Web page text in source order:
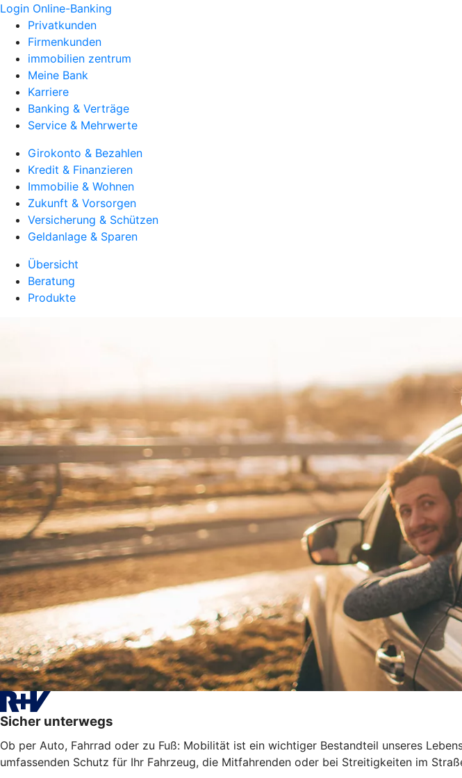
Login Online-Banking
Privatkunden
Firmenkunden
immobilien zentrum
Meine Bank
Karriere
Banking & Verträge
Service & Mehrwerte
Girokonto & Bezahlen
Kredit & Finanzieren
Immobilie & Wohnen
Zukunft & Vorsorgen
Versicherung & Schützen
Geldanlage & Sparen
Übersicht
Beratung
Produkte
Sicher unterwegs
Ob per Auto, Fahrrad oder zu Fuß: Mobilität ist ein wichtiger Bestandteil unseres
umfassenden Schutz für Ihr Fahrzeug, die Mitfahrenden oder bei Streitigkeiten im